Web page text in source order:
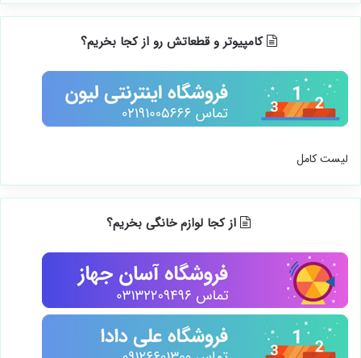
کامپیوتر و قطعاتش رو از کجا بخریم؟
لیست کامل
از کجا لوازم خانگی بخریم؟